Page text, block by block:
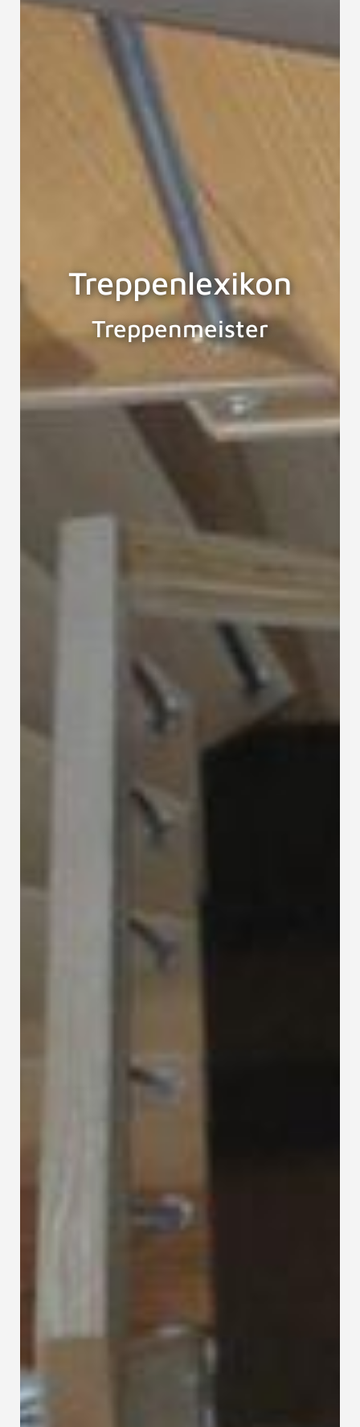
Treppenlexikon
Treppenmeister